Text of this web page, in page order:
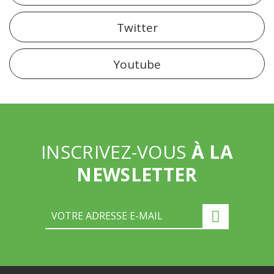
Twitter
Youtube
INSCRIVEZ-VOUS À LA
NEWSLETTER